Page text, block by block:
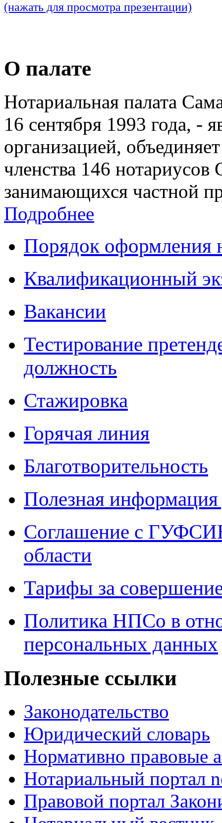
(нажать для просмотра презентации)
О палате
Нотариальная палата
16 сентября 1993 года, -
организацией,
членства 146 нотариусов
занимающихся частной
Подробнее
Порядок оформления
Квалификационный
Вакансии
Тестирование
должность
Стажировка
Горячая линия
Благотворительность
Полезная
Соглашение с
области
Тарифы за
Политика НПСо в
персональных данных
Полезные ссылки
Законодательство
Юридический словарь
Нормативно правовые
Нотариальный портал
Правовой портал